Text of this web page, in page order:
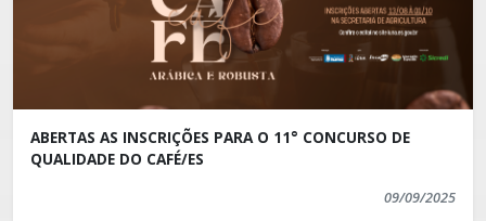
ABERTAS AS INSCRIÇÕES PARA O 11° CONCURSO DE
QUALIDADE DO CAFÉ/ES
09/09/2025